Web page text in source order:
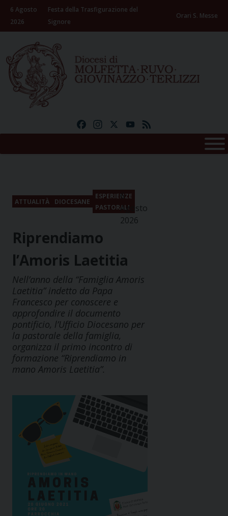
Skip
content
6 Agosto
2026
Festa della Trasfigurazione del
Signore
Orari S. Messe
FacebookInstagramYouTube
ATTUALITÀ DIOCESANE
ESPERIENZE
PASTORALI
6
Agosto
2026
Riprendiamo
l’Amoris Laetitia
Nell’anno della “Famiglia Amoris
Laetitia” indetto da Papa
Francesco per conoscere e
approfondire il documento
pontificio, l’Ufficio Diocesano per
la pastorale della famiglia,
organizza il primo incontro di
formazione “Riprendiamo in
mano Amoris Laetitia”.